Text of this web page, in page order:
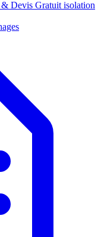
Devis Gratuit isolation